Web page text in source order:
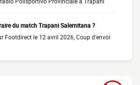
du match Trapani Salernitana ?
Footdirect le 12 avril 2026, Coup d'envoi